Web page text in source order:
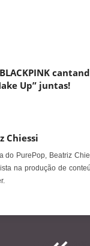
Up” juntas!
Chiessi
do PurePop, Beatriz
na produção de